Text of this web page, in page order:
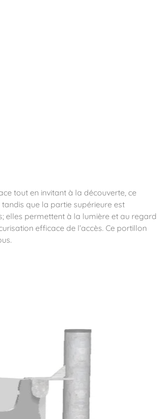
tout en invitant à la découverte, ce
tandis que la partie supérieure est
elles permettent à la lumière et au regard
efficace de l’accès. Ce portillon